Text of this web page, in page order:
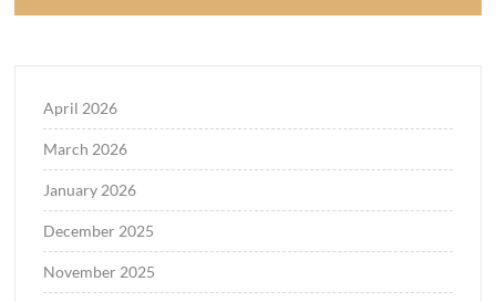
April 2026
March 2026
January 2026
December 2025
November 2025